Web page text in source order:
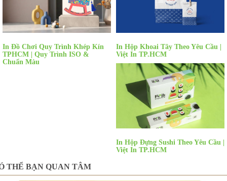
In Đồ Chơi Quy Trình Khép Kín
TPHCM | Quy Trình ISO &
Chuẩn Màu
In Hộp Khoai Tây Theo Yêu Cầu |
Việt In TP.HCM
In Hộp Đựng Sushi Theo Yêu Cầu |
Việt In TP.HCM
THỂ BẠN QUAN TÂM